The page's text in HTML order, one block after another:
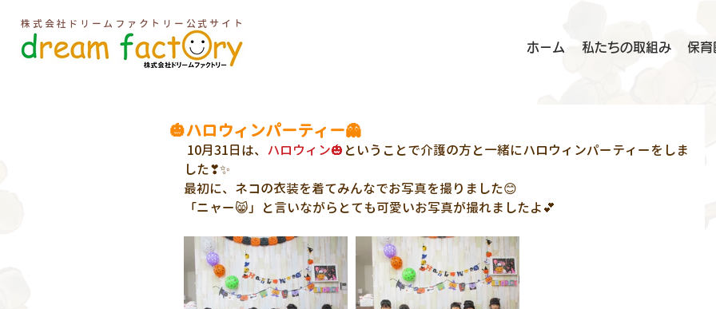
株式会社ドリームファクトリー公式サイト
ホーム 私たちの取組み 保育
🎃ハロウィンパーティー👻
10月31日は、 ハロウィン🎃 ということで介護の方と一緒にハロウィンパーティーをしま
した❣✨
最初に、ネコの衣装を着てみんなでお写真を撮りました😊
「ニャー😸」と言いながらとても可愛いお写真が撮れましたよ💕